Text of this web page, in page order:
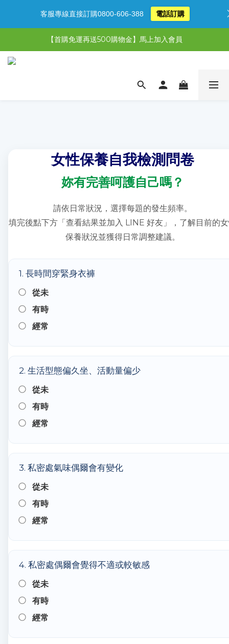
【限時特惠】全館滿1,000送500購物金！
【限時特惠】超值5選3，最高現省1,770元
【首購免運再送500購物金】馬上加入會員
女性保養自我檢測問卷
妳有完善呵護自己嗎？
請依日常狀況，選擇每題的發生頻率。
填完後點下方「查看結果並加入 LINE 好友」，了解目前的
保養狀況並獲得日常調整建議。
1. 長時間穿緊身衣褲
從未
有時
經常
2. 生活型態偏久坐、活動量偏少
從未
有時
經常
3. 私密處氣味偶爾會有變化
從未
有時
經常
4. 私密處偶爾會覺得不適或較敏感
從未
有時
經常
客服專線直接訂購0800-606-388 電話訂購